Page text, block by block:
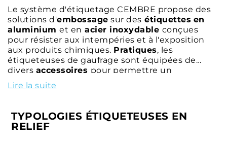
Le système d'étiquetage CEMBRE propose des
solutions d'embossage sur des étiquettes en
aluminium et en acier inoxydable conçues
pour résister aux intempéries et à l'exposition
aux produits chimiques. Pratiques, les
étiqueteuses de gaufrage sont équipées de
divers accessoires pour permettre un
fonctionnement correct en toutes circonstances.
Lire la suite
TYPOLOGIES ÉTIQUETEUSES EN
RELIEF